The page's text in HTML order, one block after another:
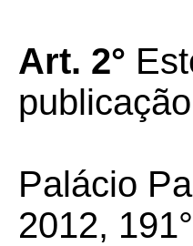
Art. 2°
Palácio
2012,